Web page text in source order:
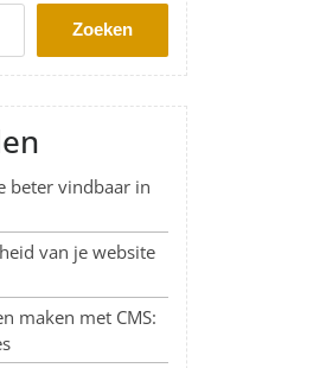
Zoeken
beter vindbaar in
van je website
maken met CMS: